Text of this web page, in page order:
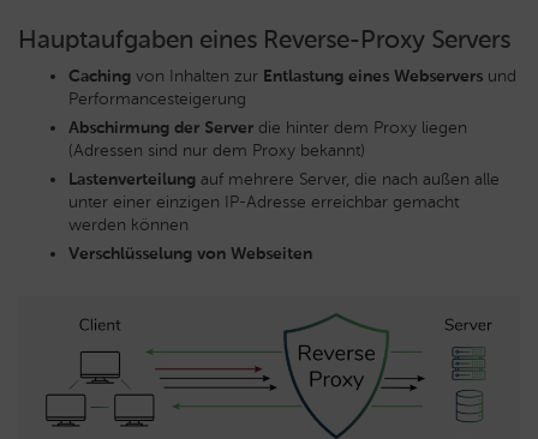
Hauptaufgaben eines Reverse-Proxy Servers
Caching von Inhalten zur Entlastung eines Webservers und
Performancesteigerung
Abschirmung der Server die hinter dem Proxy liegen
(Adressen sind nur dem Proxy bekannt)
Lastenverteilung auf mehrere Server, die nach außen alle
unter einer einzigen IP-Adresse erreichbar gemacht
werden können
Verschlüsselung von Webseiten